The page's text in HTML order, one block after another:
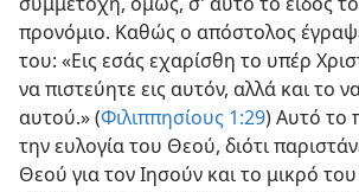
προνόμιο. Καθώς ο απόστολος
του: «Εις εσάς εχαρίσθη το υπέρ
να πιστεύητε εις αυτόν, αλλά και το
αυτού.» (Φιλιππησίους 1:29) Αυτό το
την ευλογία του Θεού, διότι
Θεού για τον Ιησούν και το μικρό